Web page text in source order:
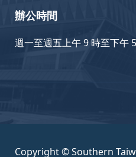
辦公時間
週一至週五上午 9 時至下午
Copyright © Southern